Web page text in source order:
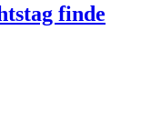
finde